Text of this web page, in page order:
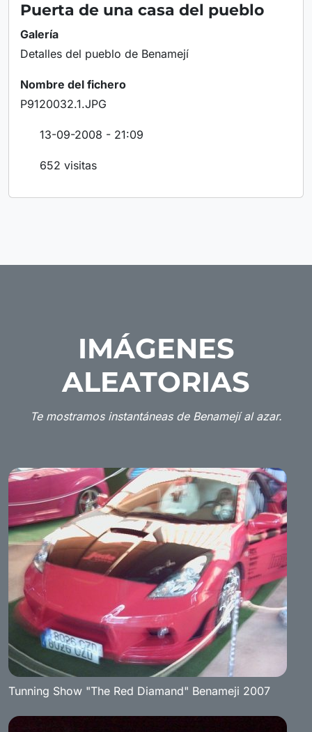
Puerta de una casa del pueblo
Galería
Detalles del pueblo de Benamejí
Nombre del fichero
P9120032.1.JPG
13-09-2008 - 21:09
652 visitas
IMÁGENES
ALEATORIAS
Te mostramos instantáneas de Benamejí al azar.
Tunning Show "The Red Diamand" Benameji 2007